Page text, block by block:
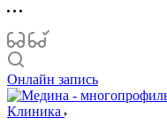
Онлайн запись
Клиника